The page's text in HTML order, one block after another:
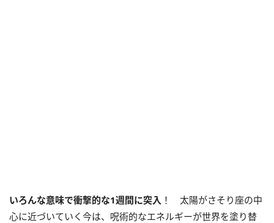
いろんな意味で衝撃的な1週間に突入 ！ 太陽がさそり座の中
心に近づいていく今は、呪術的なエネルギーが世界を塗り替